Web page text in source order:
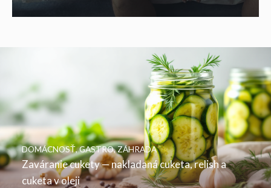
Zaváranie cukety — nakladaná cuketa, relish a
cuketa v oleji
DOMÁCNOSŤ,GASTRO,ZÁHRADA